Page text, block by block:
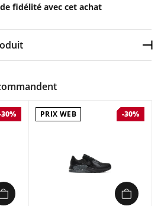
fidélité avec cet achat
NIKE AIR MAX LTD 3 Noir en vente à
PRIX WEB -30%